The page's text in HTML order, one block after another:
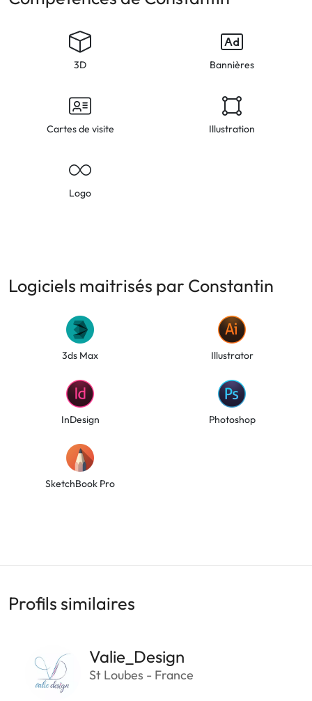
3D Bannières
Cartes de visite Illustration
Logo
Logiciels maitrisés par Constantin
3ds Max Illustrator
InDesign Photoshop
SketchBook Pro
Profils similaires
Valie_Design
St Loubes - France